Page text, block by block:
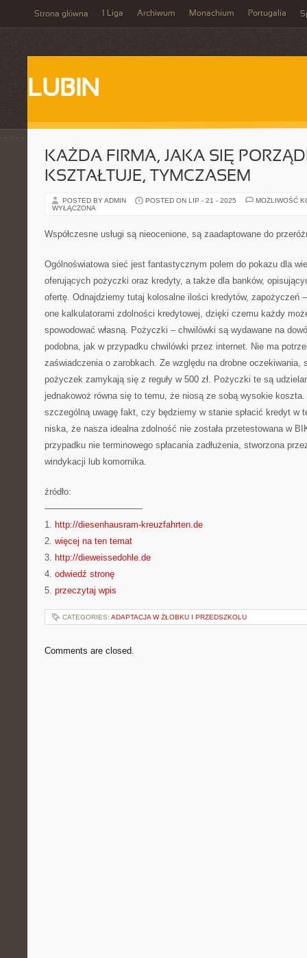
Strona główna 1 Liga Archiwum Monachium Portugalia
LUBIN
KAŻDA FIRMA, JAKA SIĘ
KSZTAŁTUJE, TYMCZASEM
POSTED BY ADMIN POSTED ON LIP - 21 - 2025
MOŻLIWOŚĆ
WYŁĄCZONA
Współczesne usługi są nieocenione, są zaadaptowane do
Ogólnoświatowa sieć jest fantastycznym polem do pokazu dla
oferujących pożyczki oraz kredyty, a także dla banków,
ofertę. Odnajdziemy tutaj kolosalne ilości kredytów, zapożyczeń
one kalkulatorami zdolności kredytowej, dzięki czemu każdy
spowodować własną. Pożyczki – chwilówki są wydawane na
podobna, jak w przypadku chwilówki przez internet. Nie ma
zaświadczenia o zarobkach. Ze względu na drobne oczekiwania,
pożyczek zamykają się z reguły w 500 zł. Pożyczki te są
jednakowoż równa się to temu, że niosą ze sobą wysokie
szczególną uwagę fakt, czy będziemy w stanie spłacić kredyt w
niska, że nasza idealna zdolność nie została przetestowana w
przypadku nie terminowego spłacania zadłużenia, stworzona
windykacji lub komornika.
źródło:
———————————
1. http://diesenhausram-kreuzfahrten.de
2. więcej na ten temat
3. http://dieweissedohle.de
4. odwiedź stronę
5. przeczytaj wpis
CATEGORIES: ADAPTACJA W ŻŁOBKU I PRZEDSZKOLU
Comments are closed.